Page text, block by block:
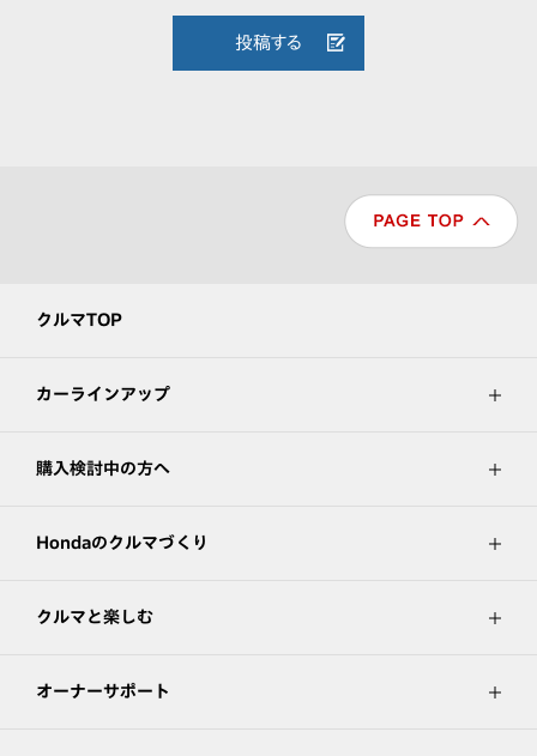
投稿する
クルマTOP
カーラインアップ
購入検討中の方へ
Hondaのクルマづくり
クルマと楽しむ
オーナーサポート